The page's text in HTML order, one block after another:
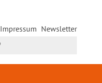
Impressum Newsletter